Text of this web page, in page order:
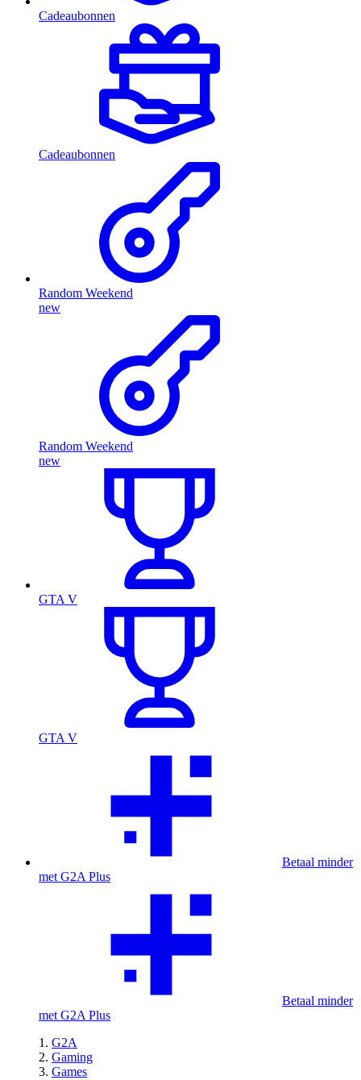
Cadeaubonnen
Cadeaubonnen
Random Weekend
new
Random Weekend
new
GTA V
GTA V
Betaal minder
met G2A Plus
Betaal minder
met G2A Plus
G2A
Gaming
Games